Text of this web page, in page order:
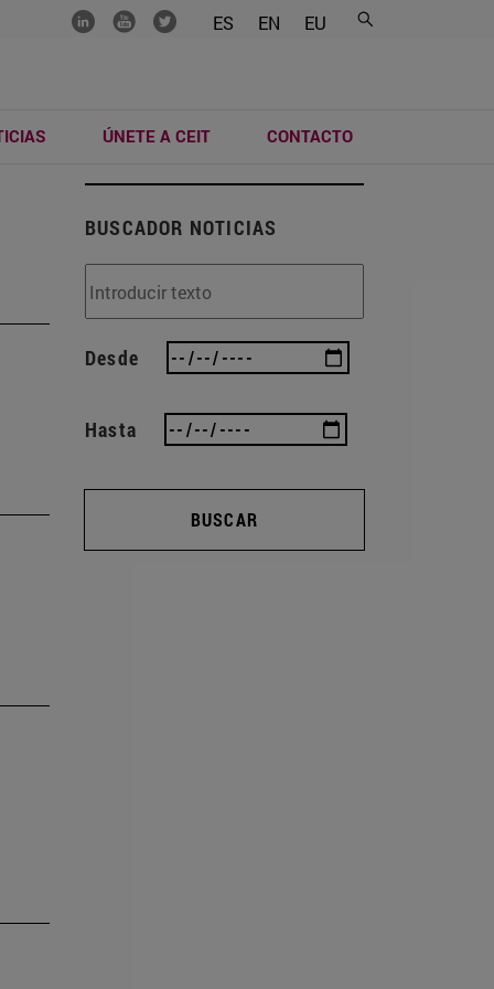
ES EN EU
....... ....... .......
ÚNETE A CEIT CONTACTO
BUSCADOR NOTICIAS
Desde
Hasta
BUSCAR